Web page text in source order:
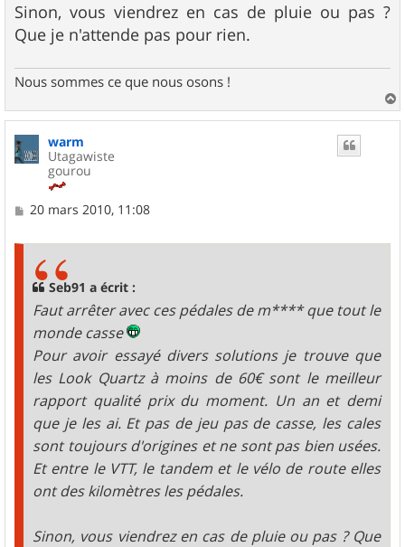
Sinon, vous viendrez en cas de pluie ou pas ?
Que je n'attende pas pour rien.
Nous sommes ce que nous osons !
a
u
warm
Utagawiste
gourou
M
20 mars 2010, 11:08
Seb91 a écrit :
Faut arrêter avec ces pédales de m**** que tout le
monde casse
Pour avoir essayé divers solutions je trouve que
les Look Quartz à moins de 60€ sont le meilleur
rapport qualité prix du moment. Un an et demi
que je les ai. Et pas de jeu pas de casse, les cales
sont toujours d'origines et ne sont pas bien usées.
Et entre le VTT, le tandem et le vélo de route elles
ont des kilomètres les pédales.
Sinon, vous viendrez en cas de pluie ou pas ? Que